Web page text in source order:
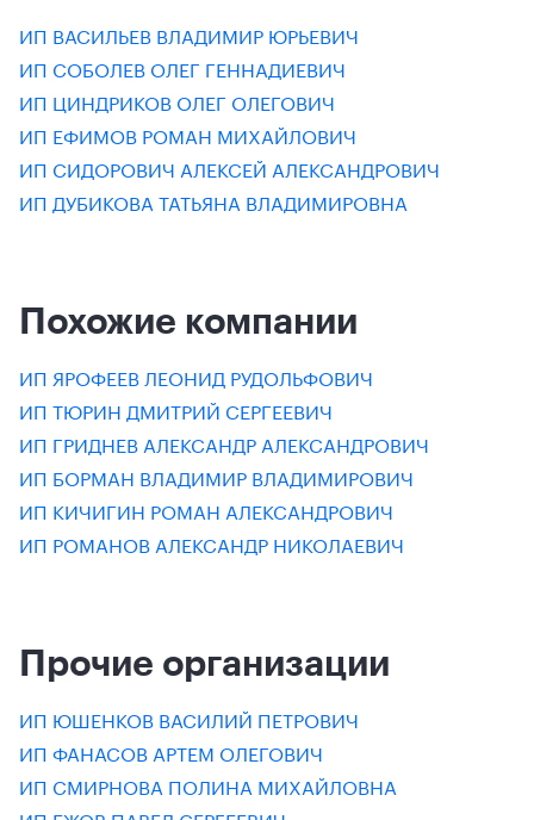
ИП ВАСИЛЬЕВ ВЛАДИМИР ЮРЬЕВИЧ
ИП СОБОЛЕВ ОЛЕГ ГЕННАДИЕВИЧ
ИП ЦИНДРИКОВ ОЛЕГ ОЛЕГОВИЧ
ИП ЕФИМОВ РОМАН МИХАЙЛОВИЧ
ИП СИДОРОВИЧ АЛЕКСЕЙ АЛЕКСАНДРОВИЧ
ИП ДУБИКОВА ТАТЬЯНА ВЛАДИМИРОВНА
Похожие компании
ИП ЯРОФЕЕВ ЛЕОНИД РУДОЛЬФОВИЧ
ИП ТЮРИН ДМИТРИЙ СЕРГЕЕВИЧ
ИП ГРИДНЕВ АЛЕКСАНДР АЛЕКСАНДРОВИЧ
ИП БОРМАН ВЛАДИМИР ВЛАДИМИРОВИЧ
ИП КИЧИГИН РОМАН АЛЕКСАНДРОВИЧ
ИП РОМАНОВ АЛЕКСАНДР НИКОЛАЕВИЧ
Прочие организации
ИП ЮШЕНКОВ ВАСИЛИЙ ПЕТРОВИЧ
ИП ФАНАСОВ АРТЕМ ОЛЕГОВИЧ
ИП СМИРНОВА ПОЛИНА МИХАЙЛОВНА